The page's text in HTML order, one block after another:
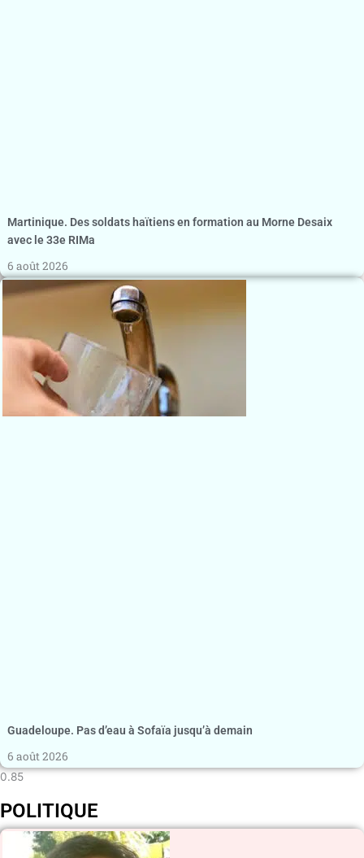
Martinique. Des soldats haïtiens en formation au Morne Desaix
avec le 33e RIMa
6 août 2026
Guadeloupe. Pas d’eau à Sofaïa jusqu’à demain
6 août 2026
POLITIQUE